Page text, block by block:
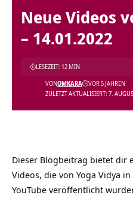
Neue Videos
– 14.01.2022
ZULETZT AKTUALISIERT: 7.
VONOMKARA VOR 5 JAHREN
LESEZEIT: 12 MIN
Dieser Blogbeitrag bietet dir
Videos, die von Yoga Vidya
YouTube veröffentlicht